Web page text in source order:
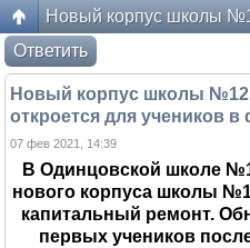
Новый корпус школы
Форум
Ответить
Новый корпус школы
откроется для учеников в
07 фев 2021, 14:39
В Одинцовской школе
нового корпуса школы
капитальный ремонт.
первых учеников